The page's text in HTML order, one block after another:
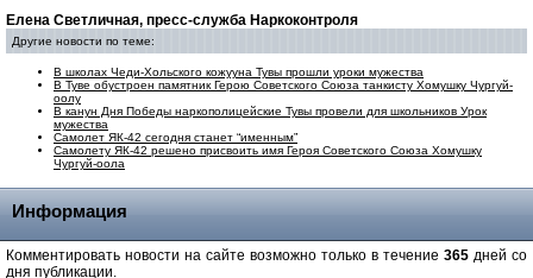
Елена Светличная, пресс-служба Наркоконтроля
Другие новости по теме:
В школах Чеди-Хольского кожууна Тувы прошли уроки мужества
В Туве обустроен памятник Герою Советского Союза танкисту Хомушку Чургуй-
оолу
В канун Дня Победы наркополицейские Тувы провели для школьников Урок
мужества
Самолет ЯК-42 сегодня станет “именным”
Самолету ЯК-42 решено присвоить имя Героя Советского Союза Хомушку
Чургуй-оола
Информация
Комментировать новости на сайте возможно только в течение 365 дней со
дня публикации.